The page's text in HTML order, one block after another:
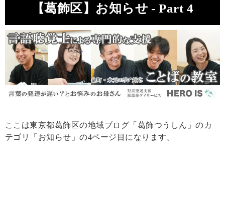
【葛飾区】お知らせ - Part 4
ここは東京都葛飾区の地域ブログ「葛飾つうしん」のカ
テゴリ「お知らせ」の4ページ目になります。